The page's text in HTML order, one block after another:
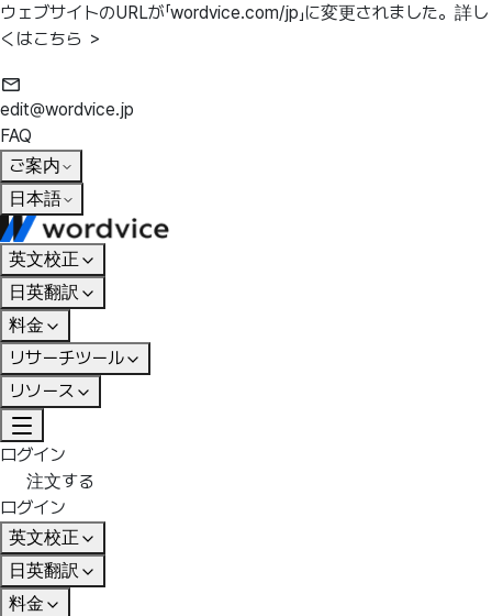
ウェブサイトのURLが「wordvice.com/jp」に変更されました。 詳し
くはこちら ＞
edit@wordvice.jp
FAQ
ご案内
日本語
英文校正
日英翻訳
料金
リサーチツール
リソース
ログイン
注文する
ログイン
英文校正
日英翻訳
料金